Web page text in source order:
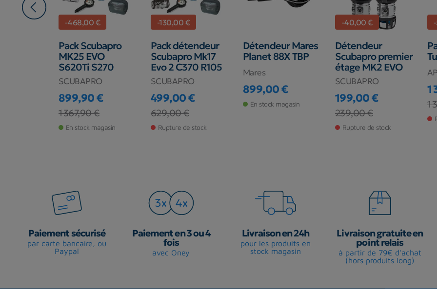
-468,00 €
Pack Scubapro
MK25 EVO
S620Ti S270
SCUBAPRO
Prix
899,90 €
Prix de base
1 367,90 €
En stock magasin
-130,00 €
Pack détendeur
Scubapro Mk17
Evo 2 C370 R105
SCUBAPRO
Prix
499,00 €
Prix de base
629,00 €
Rupture de stock
Détendeur Mares
Planet 88X TBP
Mares
Prix
899,00 €
En stock magasin
-40,00 €
Détendeur
Scubapro premier
étage MK2 EVO
SCUBAPRO
Prix
199,00 €
Prix de base
239,00 €
Rupture de stock
1
1
Paiement sécurisé
par carte bancaire, ou
Paypal
Paiement en 3 ou 4
fois
avec Oney
Livraison en 24h
pour les produits en
stock magasin
Livraison gratuite en
point relais
à partir de 79€ d'achat
(hors produits long)